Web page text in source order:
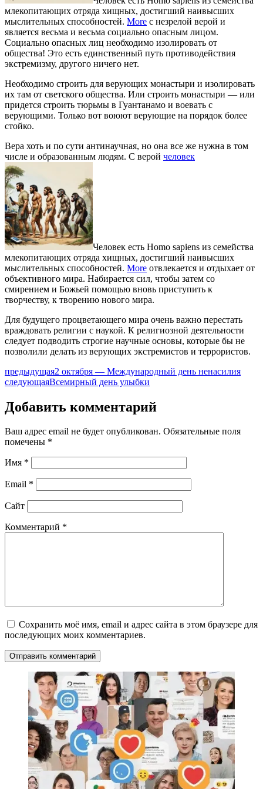
млекопитающих отряда хищных, достигший наивысших
мыслительных способностей. More с незрелой верой и
является весьма и весьма социально опасным лицом.
Социально опасных лиц необходимо изолировать от
общества! Это есть единственный путь противодействия
экстремизму, другого ничего нет.
Необходимо строить для верующих монастыри и изолировать
их там от светского общества. Или строить монастыри — или
придется строить тюрьмы в Гуантанамо и воевать с
верующими. Только вот воюют верующие на порядок более
стойко.
Вера хоть и по сути антинаучная, но она все же нужна в том
числе и образованным людям. С верой человек
Человек есть Homo sapiens из семейства
млекопитающих отряда хищных, достигший наивысших
мыслительных способностей. More отвлекается и отдыхает от
объективного мира. Набирается сил, чтобы затем со
смирением и Божьей помощью вновь приступить к
творчеству, к творению нового мира.
Для будущего процветающего мира очень важно перестать
враждовать религии с наукой. К религиозной деятельности
следует подводить строгие научные основы, которые бы не
позволили делать из верующих экстремистов и террористов.
предыдущая2 октября — Международный день ненасилия
следующаяВсемирный день улыбки
Добавить комментарий
Ваш адрес email не будет опубликован. Обязательные поля
помечены *
Имя *
Email *
Сайт
Комментарий *
Сохранить моё имя, email и адрес сайта в этом браузере для
последующих моих комментариев.